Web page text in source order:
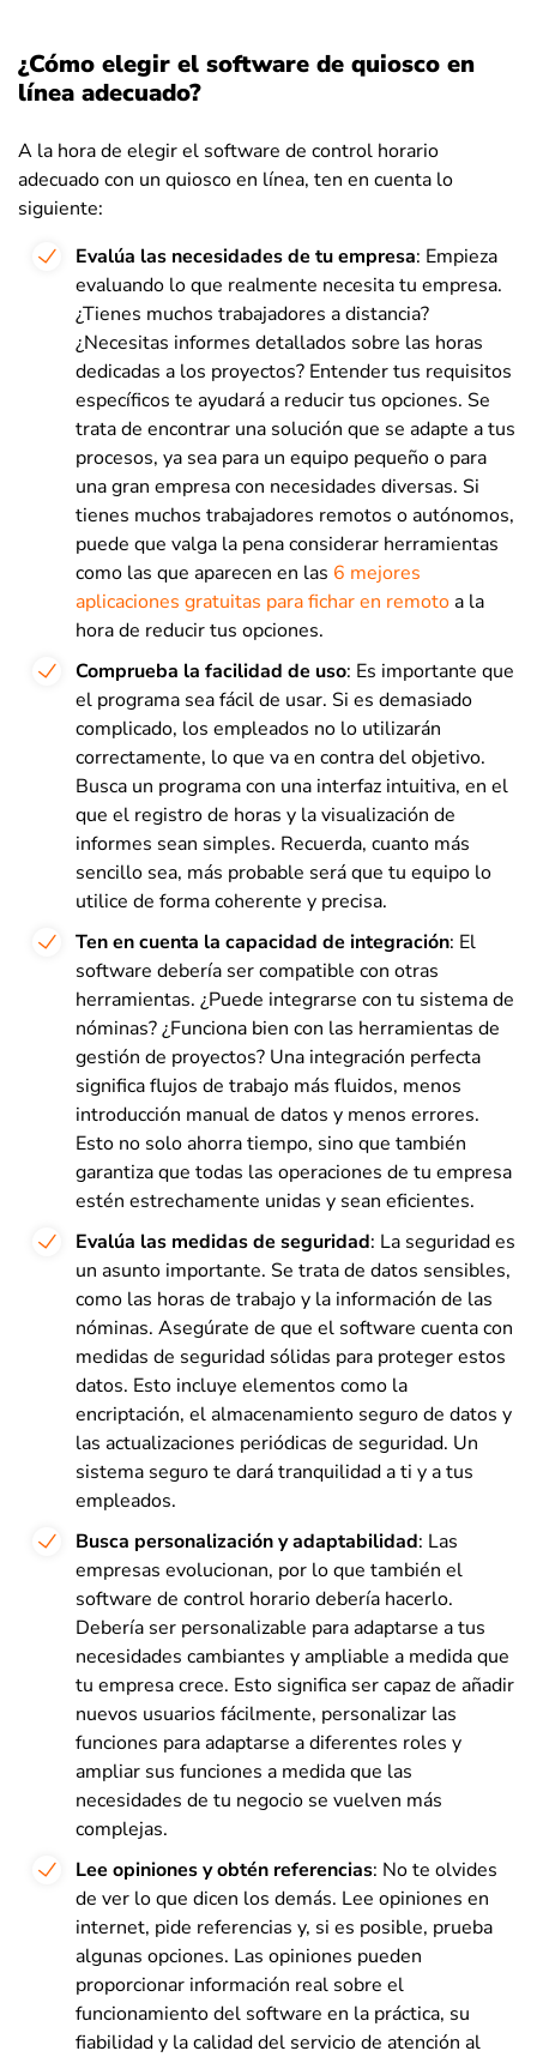
¿Cómo elegir el software de quiosco en
línea adecuado?
A la hora de elegir el software de control horario
adecuado con un quiosco en línea, ten en cuenta lo
siguiente:
Evalúa las necesidades de tu empresa: Empieza
evaluando lo que realmente necesita tu empresa.
¿Tienes muchos trabajadores a distancia?
¿Necesitas informes detallados sobre las horas
dedicadas a los proyectos? Entender tus requisitos
específicos te ayudará a reducir tus opciones. Se
trata de encontrar una solución que se adapte a tus
procesos, ya sea para un equipo pequeño o para
una gran empresa con necesidades diversas. Si
tienes muchos trabajadores remotos o autónomos,
puede que valga la pena considerar herramientas
como las que aparecen en las 6 mejores
aplicaciones gratuitas para fichar en remotoa la
hora de reducir tus opciones.
Comprueba la facilidad de uso: Es importante que
el programa sea fácil de usar. Si es demasiado
complicado, los empleados no lo utilizarán
correctamente, lo que va en contra del objetivo.
Busca un programa con una interfaz intuitiva, en el
que el registro de horas y la visualización de
informes sean simples. Recuerda, cuanto más
sencillo sea, más probable será que tu equipo lo
utilice de forma coherente y precisa.
Ten en cuenta la capacidad de integración: El
software debería ser compatible con otras
herramientas. ¿Puede integrarse con tu sistema de
nóminas? ¿Funciona bien con las herramientas de
gestión de proyectos? Una integración perfecta
significa flujos de trabajo más fluidos, menos
introducción manual de datos y menos errores.
Esto no solo ahorra tiempo, sino que también
garantiza que todas las operaciones de tu empresa
estén estrechamente unidas y sean eficientes.
Evalúa las medidas de seguridad: La seguridad es
un asunto importante. Se trata de datos sensibles,
como las horas de trabajo y la información de las
nóminas. Asegúrate de que el software cuenta con
medidas de seguridad sólidas para proteger estos
datos. Esto incluye elementos como la
encriptación, el almacenamiento seguro de datos y
las actualizaciones periódicas de seguridad. Un
sistema seguro te dará tranquilidad a ti y a tus
empleados.
Busca personalización y adaptabilidad: Las
empresas evolucionan, por lo que también el
software de control horario debería hacerlo.
Debería ser personalizable para adaptarse a tus
necesidades cambiantes y ampliable a medida que
tu empresa crece. Esto significa ser capaz de añadir
nuevos usuarios fácilmente, personalizar las
funciones para adaptarse a diferentes roles y
ampliar sus funciones a medida que las
necesidades de tu negocio se vuelven más
complejas.
Lee opiniones y obtén referencias: No te olvides
de ver lo que dicen los demás. Lee opiniones en
internet, pide referencias y, si es posible, prueba
algunas opciones. Las opiniones pueden
proporcionar información real sobre el
funcionamiento del software en la práctica, su
fiabilidad y la calidad del servicio de atención al